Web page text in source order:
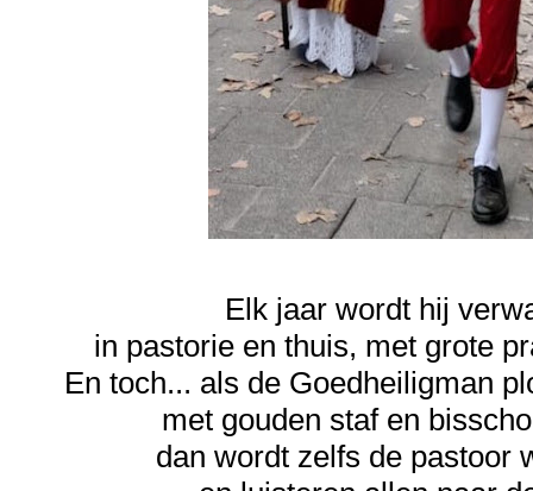
Elk jaar wordt hij
in pastorie en thuis, met grote
En toch... als de Goedheiligman
met gouden staf en
dan wordt zelfs de pastoor